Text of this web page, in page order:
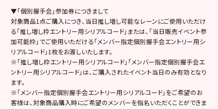
▼「個別握手会」参加券につきまして
対象商品1点ご購入につき、当日推し増し可能なレーンにご使用いただけ
る「推し増し枠エントリー用シリアルコード」または、「当日販売イベント参
加可能枠」でご使用いただける「メンバー指定個別握手会エントリー用シ
リアルコード」1枚をお渡しいたします。
※「推し増し枠エントリー用シリアルコード」「メンバー指定個別握手会エ
ントリー用シリアルコード」は、ご購入されたイベント当日のみ有効となり
ます。
※「メンバー指定個別握手会エントリー用シリアルコード」をご希望のお
客様は、対象商品購入時にご希望のメンバーを指名いただくことができま